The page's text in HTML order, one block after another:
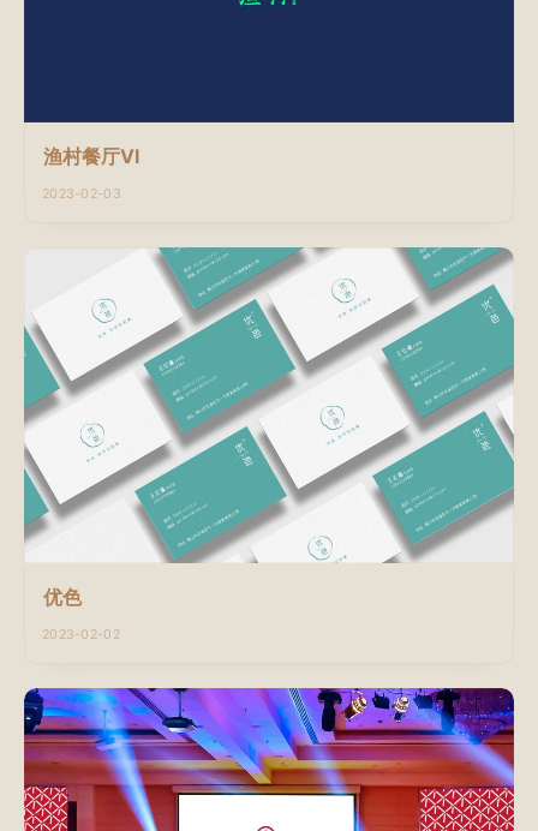
渔村餐厅VI
2023-02-03
优色
2023-02-02